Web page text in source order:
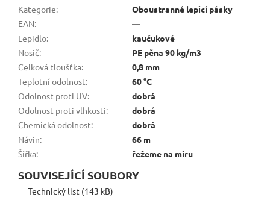
Kategorie:
Oboustranné lepicí pásky
EAN:
—
Lepidlo:
kaučukové
Nosič:
PE pěna 90 kg/m3
Celková tloušťka:
0,8 mm
Teplotní odolnost:
60 °C
Odolnost proti UV:
dobrá
Odolnost proti vlhkosti:
dobrá
Chemická odolnost:
dobrá
Návin:
66 m
Šířka: řežeme na míru
SOUVISEJÍCÍ SOUBORY
Technický list (143 kB)